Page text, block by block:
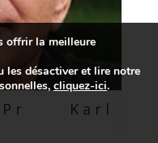
Pr Karl
offrir la meilleure
les désactiver et lire notre
cliquez-ici.
la bannière des cookies